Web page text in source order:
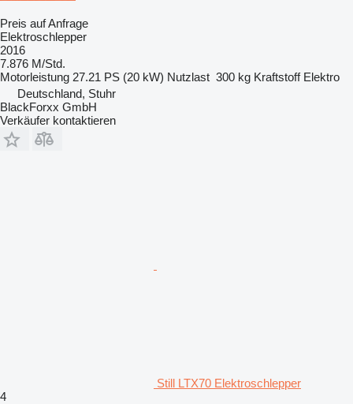
Preis auf Anfrage
Elektroschlepper
2016
7.876 M/Std.
Motorleistung 27.21 PS (20 kW) Nutzlast 300 kg Kraftstoff Elektro
Deutschland, Stuhr
BlackForxx GmbH
Verkäufer kontaktieren
Still LTX70 Elektroschlepper
4